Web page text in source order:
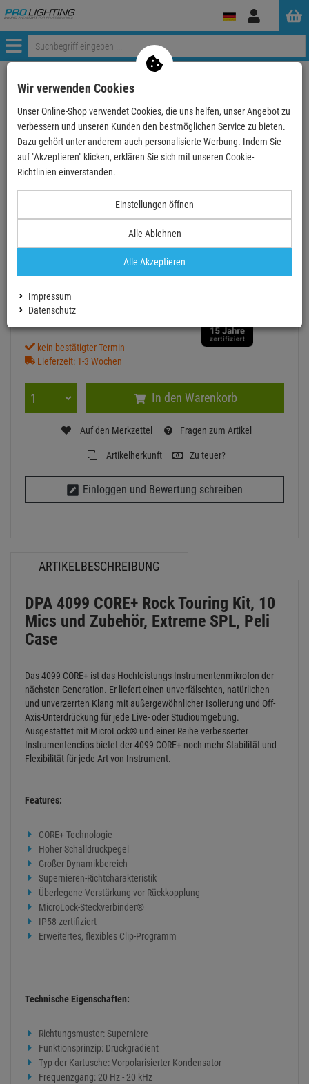
Anmelden
Menü
Weiter einkaufen ProLighting
DPA 4099 CORE+ Rock Touring Kit, 10 Mics
und Zubehör, Extreme SPL, Peli Case
DPAKIT4099DP10R
Finanzierung ab122,32 EUR/ Monat
6.771,10 €
Grundpreis: 1 Stück =
inkl. MwSt. zzgl Versand - frei ab 90,-€ in DE
kein bestätigter Termin
Lieferzeit: 1-3 Wochen
In den Warenkorb
Auf den Merkzettel Fragen zum Artikel
Artikelherkunft Zu teuer?
Einloggen und Bewertung schreiben
ARTIKELBESCHREIBUNG
DPA 4099 CORE+ Rock Touring Kit, 10
Mics und Zubehör, Extreme SPL, Peli
Case
Das 4099 CORE+ ist das Hochleistungs-Instrumentenmikrofon der
nächsten Generation. Er liefert einen unverfälschten, natürlichen
und unverzerrten Klang mit außergewöhnlicher Isolierung und Off-
Axis-Unterdrückung für jede Live- oder Studioumgebung.
Ausgestattet mit MicroLock® und einer Reihe verbesserter
Instrumentenclips bietet der 4099 CORE+ noch mehr Stabilität und
Flexibilität für jede Art von Instrument.
Features:
CORE+-Technologie
Hoher Schalldruckpegel
Großer Dynamikbereich
Supernieren-Richtcharakteristik
Überlegene Verstärkung vor Rückkopplung
MicroLock-Steckverbinder®
IP58-zertifiziert
Erweitertes, flexibles Clip-Programm
Technische Eigenschaften:
Richtungsmuster: Superniere
Funktionsprinzip: Druckgradient
Typ der Kartusche: Vorpolarisierter Kondensator
Frequenzgang: 20 Hz - 20 kHz
Wir verwenden Cookies
Unser Online-Shop verwendet Cookies, die uns helfen, unser Angebot zu
verbessern und unseren Kunden den bestmöglichen Service zu bieten.
Dazu gehört unter anderem auch personalisierte Werbung. Indem Sie
auf "Akzeptieren" klicken, erklären Sie sich mit unseren Cookie-
Richtlinien einverstanden.
Einstellungen öffnen
Alle Ablehnen
Alle Akzeptieren
Impressum
Datenschutz